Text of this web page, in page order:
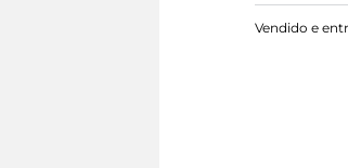
Bolsa hobo
Vendido e